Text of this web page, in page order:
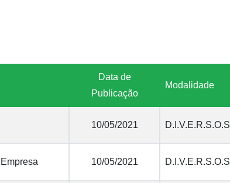
Data de
Publicação
Modalidade
10/05/2021 D.I.V.E.R.S.O.S
10/05/2021 D.I.V.E.R.S.O.S